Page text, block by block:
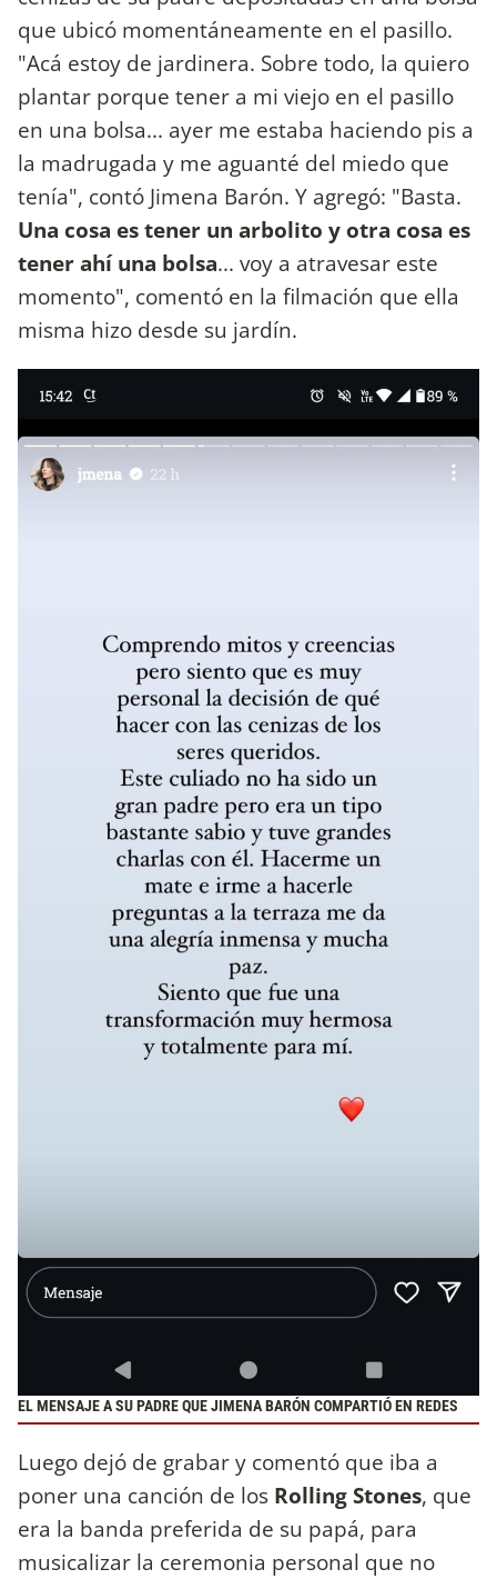
que ubicó momentáneamente en el pasillo.
"Acá estoy de jardinera. Sobre todo, la quiero
plantar porque tener a mi viejo en el pasillo
en una bolsa... ayer me estaba haciendo pis a
la madrugada y me aguanté del miedo que
tenía", contó Jimena Barón. Y agregó: "Basta.
Una cosa es tener un arbolito y otra cosa es
tener ahí una bolsa... voy a atravesar este
momento", comentó en la filmación que ella
misma hizo desde su jardín.
EL MENSAJE A SU PADRE QUE JIMENA BARÓN COMPARTIÓ EN REDES
Luego dejó de grabar y comentó que iba a
poner una canción de los Rolling Stones, que
era la banda preferida de su papá, para
musicalizar la ceremonia personal que no